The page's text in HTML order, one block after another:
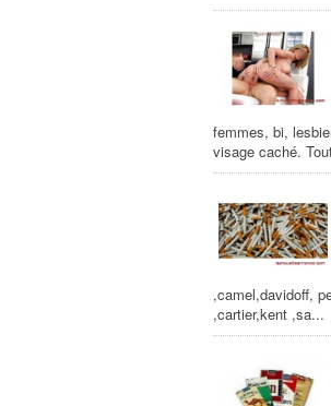
femmes, bi,
visage caché.
,camel,davidoff,
,cartier,kent ,sa...